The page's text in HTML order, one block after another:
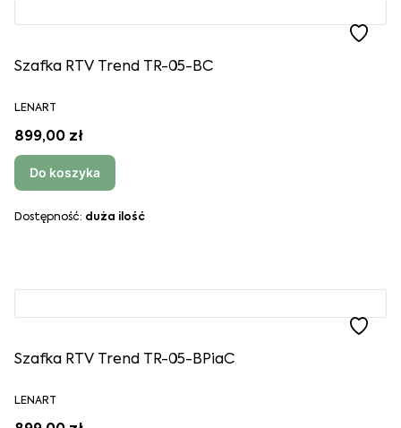
Szafka RTV Trend TR-05-BC
LENART
899,00 zł
Do koszyka
Dostępność: duża ilość
Szafka RTV Trend TR-05-BPiaC
LENART